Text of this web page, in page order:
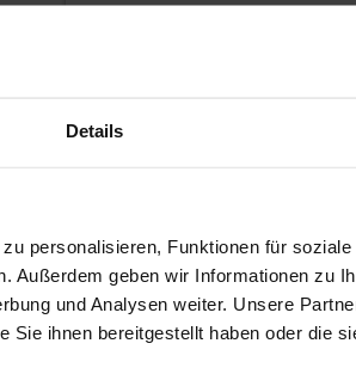
Details
personalisieren, Funktionen für
Außerdem geben wir Informationen zu
und Analysen weiter. Unsere
Sie ihnen bereitgestellt haben oder die
Startpreis Demnächst